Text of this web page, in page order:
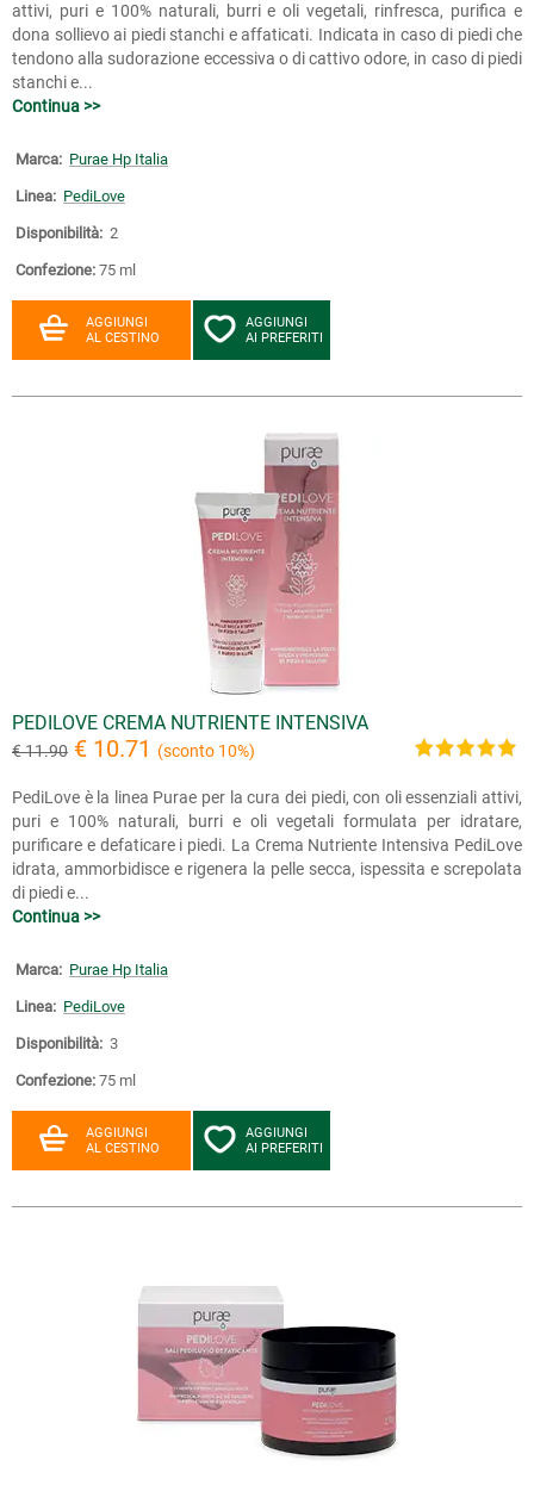
attivi, puri e 100% naturali, burri e oli vegetali, rinfresca, purifica e
dona sollievo ai piedi stanchi e affaticati. Indicata in caso di piedi che
tendono alla sudorazione eccessiva o di cattivo odore, in caso di piedi
stanchi e...
Continua >>
Marca: Purae Hp Italia
Linea: PediLove
Disponibilità: 2
Confezione: 75 ml
AGGIUNGI
AL CESTINO
AGGIUNGI
AI PREFERITI
PEDILOVE CREMA NUTRIENTE INTENSIVA
€ 11.90 € 10.71 (sconto 10%)
PediLove è la linea Purae per la cura dei piedi, con oli essenziali attivi,
puri e 100% naturali, burri e oli vegetali formulata per idratare,
purificare e defaticare i piedi. La Crema Nutriente Intensiva PediLove
idrata, ammorbidisce e rigenera la pelle secca, ispessita e screpolata
di piedi e...
Continua >>
Marca: Purae Hp Italia
Linea: PediLove
Disponibilità: 3
Confezione: 75 ml
AGGIUNGI
AL CESTINO
AGGIUNGI
AI PREFERITI